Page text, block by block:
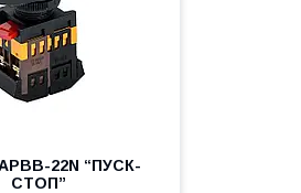
22N “ПУСК-
СТОП”